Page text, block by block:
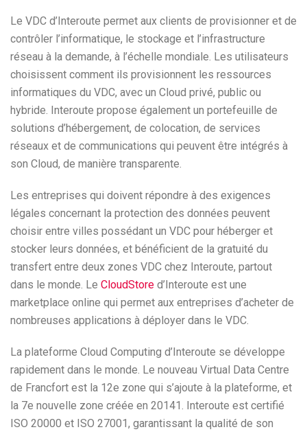
Le VDC d’Interoute permet aux clients de provisionner et de
contrôler l’informatique, le stockage et l’infrastructure
réseau à la demande, à l’échelle mondiale. Les utilisateurs
choisissent comment ils provisionnent les ressources
informatiques du VDC, avec un Cloud privé, public ou
hybride. Interoute propose également un portefeuille de
solutions d’hébergement, de colocation, de services
réseaux et de communications qui peuvent être intégrés à
son Cloud, de manière transparente.
Les entreprises qui doivent répondre à des exigences
légales concernant la protection des données peuvent
choisir entre villes possédant un VDC pour héberger et
stocker leurs données, et bénéficient de la gratuité du
transfert entre deux zones VDC chez Interoute, partout
dans le monde. Le CloudStore d’Interoute est une
marketplace online qui permet aux entreprises d’acheter de
nombreuses applications à déployer dans le VDC.
La plateforme Cloud Computing d’Interoute se développe
rapidement dans le monde. Le nouveau Virtual Data Centre
de Francfort est la 12e zone qui s’ajoute à la plateforme, et
la 7e nouvelle zone créée en 20141. Interoute est certifié
ISO 20000 et ISO 27001, garantissant la qualité de son